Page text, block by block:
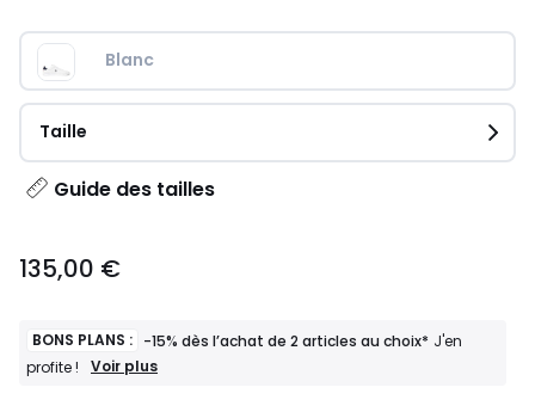
Blanc
Taille
Guide des tailles
€.
135,00 €
BONS PLANS : -15% dès l’achat de 2 articles au choix* J'en
profite !
BONS
Voir plus